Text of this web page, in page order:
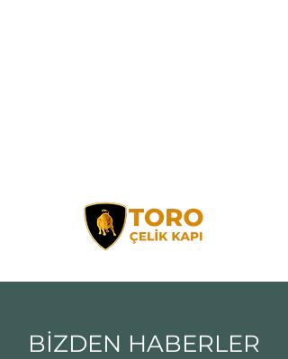
BİZDEN HABERLER